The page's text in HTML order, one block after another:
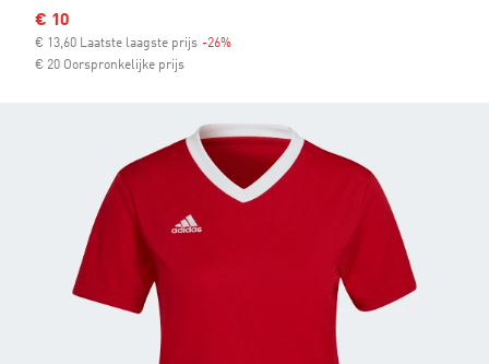
Sale price
€ 10
€ 13,60 Laatste laagste prijs -26%
€ 20 Oorspronkelijke prijs